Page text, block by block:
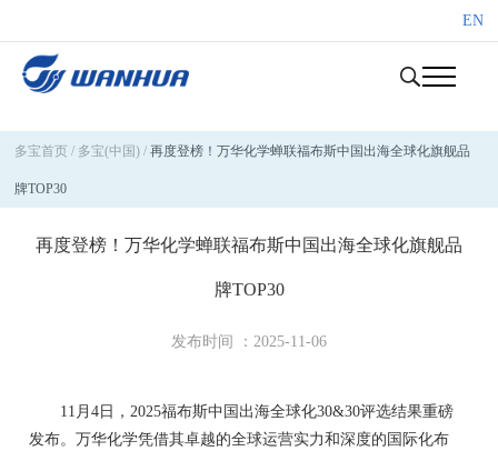
EN
多宝首页 / 多宝(中国) / 再度登榜！万华化学蝉联福布斯中国出海全球化旗舰品
牌TOP30
再度登榜！万华化学蝉联福布斯中国出海全球化旗舰品
牌TOP30
发布时间 ：2025-11-06
11月4日 ， 2025福布斯中国出海全球化30&30评选结果重磅
发布。万华化学凭借其卓越的全球运营实力和深度的国际化布